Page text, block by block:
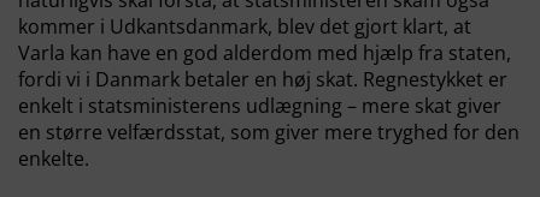
kommer i Udkantsdanmark, blev det gjort klart, at
Varla kan have en god alderdom med hjælp fra staten,
fordi vi i Danmark betaler en høj skat. Regnestykket er
enkelt i statsministerens udlægning – mere skat giver
en større velfærdsstat, som giver mere tryghed for den
enkelte.